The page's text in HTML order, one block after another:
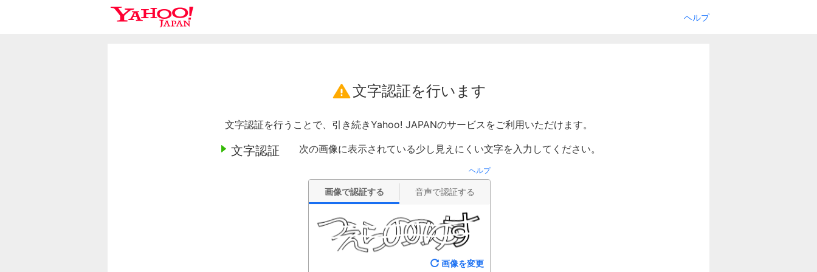
ヘルプ
文字認証を行います
文字認証を行うことで、引き続きYahoo! JAPANのサービスをご利用いただけます。
文字認証 次の画像に表示されている少し見えにくい文字を入力してください。
ヘルプ
画像で認証する 音声で認証する
画像を変更